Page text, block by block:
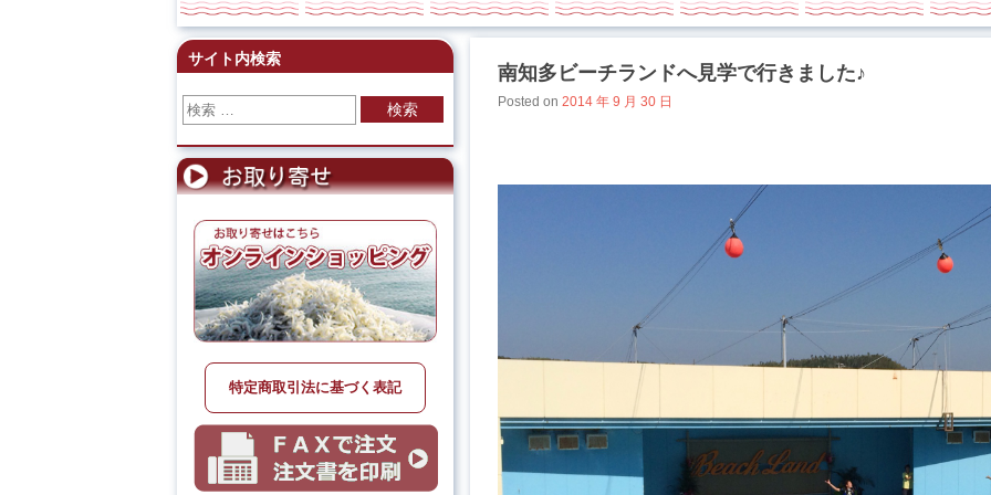
南知多ビーチランドへ見学で行きました♪
Posted on 2014 年 9 月 30 日
サイト内検索
検索
特定商取引法に基づく表記